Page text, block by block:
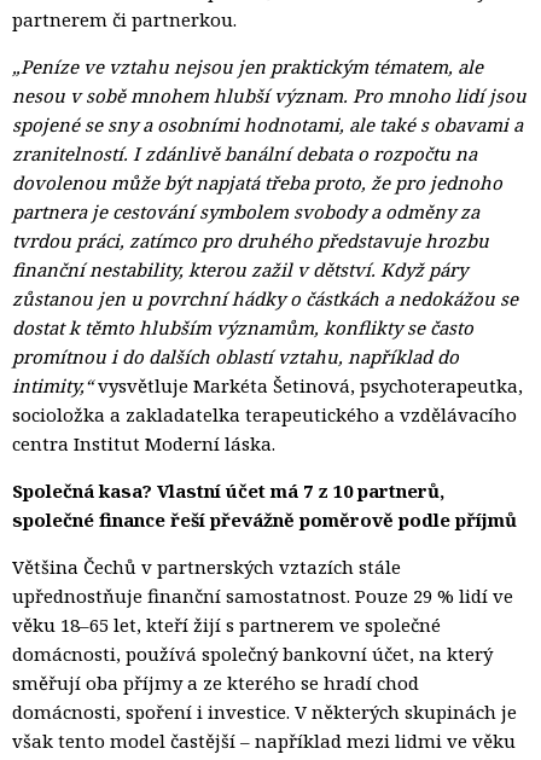
partnerem či partnerkou.
„Peníze ve vztahu nejsou jen praktickým tématem, ale
nesou v sobě mnohem hlubší význam. Pro mnoho lidí jsou
spojené se sny a osobními hodnotami, ale také s obavami a
zranitelností. I zdánlivě banální debata o rozpočtu na
dovolenou může být napjatá třeba proto, že pro jednoho
partnera je cestování symbolem svobody a odměny za
tvrdou práci, zatímco pro druhého představuje hrozbu
finanční nestability, kterou zažil v dětství. Když páry
zůstanou jen u povrchní hádky o částkách a nedokážou se
dostat k těmto hlubším významům, konflikty se často
promítnou i do dalších oblastí vztahu, například do
intimity,“vysvětluje Markéta Šetinová, psychoterapeutka,
socioložka a zakladatelka terapeutického a vzdělávacího
centra Institut Moderní láska.
Společná kasa? Vlastní účet má 7 z 10 partnerů,
společné finance řeší převážně poměrově podle příjmů
Většina Čechů v partnerských vztazích stále
upřednostňuje finanční samostatnost. Pouze 29 % lidí ve
věku 18–65 let, kteří žijí s partnerem ve společné
domácnosti, používá společný bankovní účet, na který
směřují oba příjmy a ze kterého se hradí chod
domácnosti, spoření i investice. V některých skupinách je
však tento model častější – například mezi lidmi ve věku